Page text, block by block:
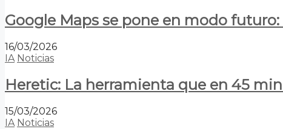
Google Maps se pone en modo
16/03/2026
IA Noticias
Heretic: La herramienta que en 45
15/03/2026
IA Noticias